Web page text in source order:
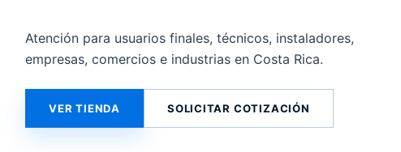
Atención para usuarios finales, técnicos, instaladores,
empresas, comercios e industrias en Costa Rica.
VER TIENDA SOLICITAR COTIZACIÓN